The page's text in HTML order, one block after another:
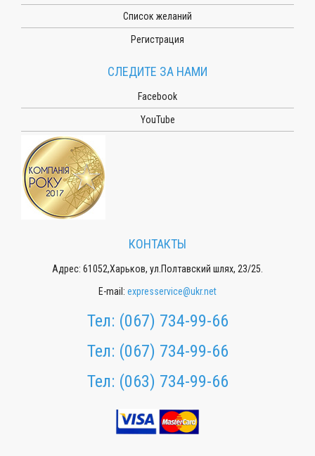
Список желаний
Регистрация
СЛЕДИТЕ ЗА НАМИ
Facebook
YouTube
КОНТАКТЫ
Адрес: 61052,Харьков, ул.Полтавский шлях, 23/25.
E-mail: expresservice@ukr.net
Тел: (067) 734-99-66
Тел: (067) 734-99-66
Тел: (063) 734-99-66